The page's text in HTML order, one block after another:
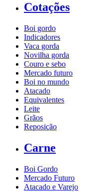
Cotações
Boi gordo
Indicadores
Vaca gorda
Novilha gorda
Couro e sebo
Mercado futuro
Boi no mundo
Atacado
Equivalentes
Leite
Grãos
Reposição
Carne
Boi Gordo
Mercado Futuro
Atacado e Varejo